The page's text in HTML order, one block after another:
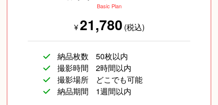
Basic Plan
¥21,780 (税込)
納品枚数
50枚以内
撮影時間
2時間以内
撮影場所
どこでも可能
納品期間
1週間以内